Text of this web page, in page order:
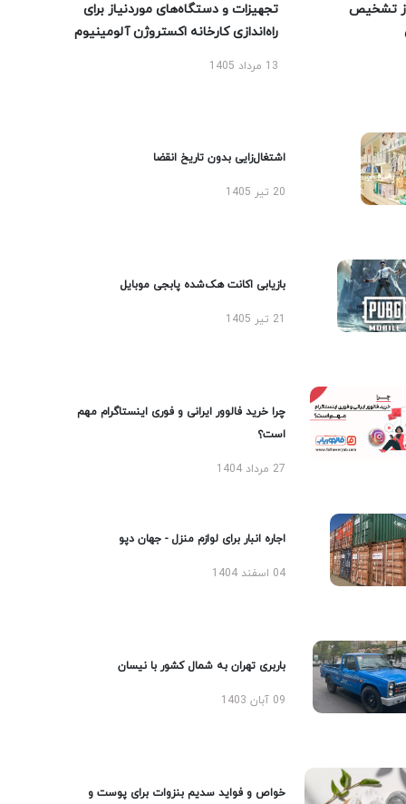
تشخیص
تجهیزات و دستگاه‌های موردنیاز برای
راه‌اندازی کارخانه اکستروژن آلومینیوم
13 مرداد 1405
اشتغال‌زایی بدون تاریخ انقضا
20 تیر 1405
بازیابی اکانت هک‌شده پابجی موبایل
چرا خرید فالوور ایرانی و فوری اینستاگرام مهم
است؟
27 مرداد 1404
اجاره انبار برای لوازم منزل - جهان دپو
04 اسفند 1404
باربری تهران به شمال کشور با نیسان
09 آبان 1403
خواص و فواید سدیم بنزوات برای پوست و